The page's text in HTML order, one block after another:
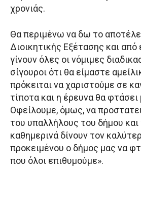
χρονιάς.
Θα περιμένω να δω το
Διοικητικής Εξέτασης και από
γίνουν όλες οι νόμιμες
σίγουροι ότι θα είμαστε
πρόκειται να χαριστούμε σε
τίποτα και η έρευνα θα
Οφείλουμε, όμως, να
του υπαλλήλους του δήμου
καθημερινά δίνουν τον
προκειμένου ο δήμος μας να
που όλοι επιθυμούμε».